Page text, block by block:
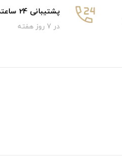
پشتیبانی 24 ساعته
در 7 روز هفته